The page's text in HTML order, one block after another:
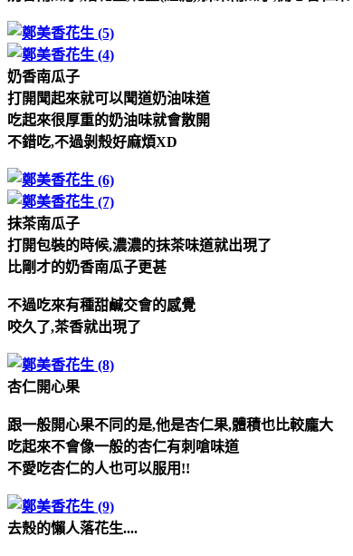
奶香南瓜子
打開聞起來就可以聞道奶油味道
吃起來很厚重的奶油味就會散開
不錯吃,不過剝殼好麻煩XD
抹茶南瓜子
打開包裝的時候,濃濃的抹茶味道就出現了
比剛才的奶香南瓜子更甚
不過吃來有種甜鹹交會的感覺
咬久了,茶香就出現了
杏仁開心果
跟一般開心果不同的是,他是杏仁果,體積也比較龐大
吃起來不會像一般的杏仁有刺嗆味道
不愛吃杏仁的人也可以服用!!
去殼的懶人落花生....